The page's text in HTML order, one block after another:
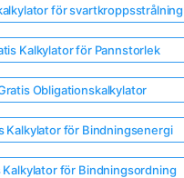
för svartkroppsstrålning
Kalkylator för Pannstorlek
Obligationskalkylator
Kalkylator för Bindningsenergi
Kalkylator för Bindningsordning